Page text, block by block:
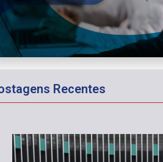
Recentes